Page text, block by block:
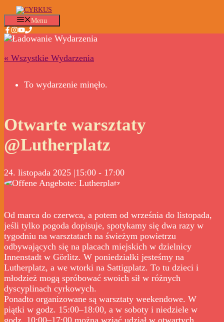
Przejdź
treści
Menu
« Wszystkie Wydarzenia
To wydarzenie minęło.
Otwarte warsztaty
@Lutherplatz
24. listopada 2025 |15:00 - 17:00
Od marca do czerwca, a potem od września do listopada,
jeśli tylko pogoda dopisuje, spotykamy się dwa razy w
tygodniu na warsztatach na świeżym powietrzu
odbywających się na placach miejskich w dzielnicy
Innenstadt w Görlitz. W poniedziałki jesteśmy na
Lutherplatz, a we wtorki na Sattigplatz. To tu dzieci i
młodzież mogą spróbować swoich sił w różnych
dyscyplinach cyrkowych.
Ponadto organizowane są warsztaty weekendowe. W
piątki w godz. 15:00–18:00, a w soboty i niedziele w